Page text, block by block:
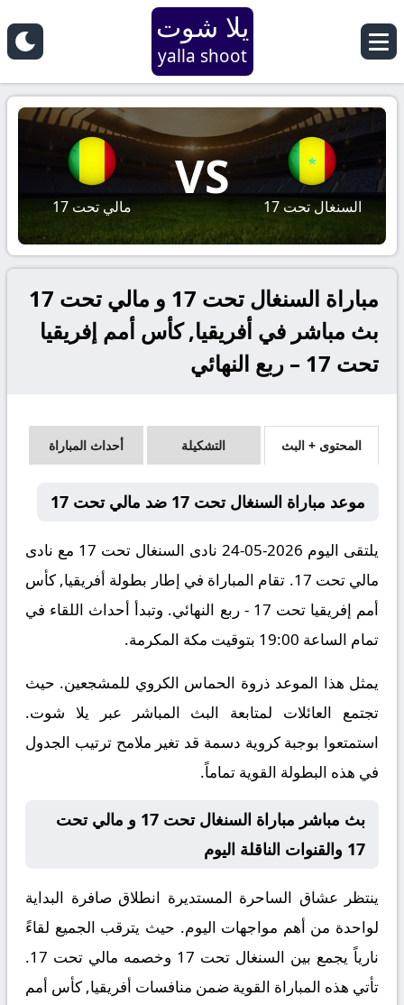
يلا شوت
yalla shoot
السنغال تحت 17
VS
مالي تحت 17
مباراة السنغال تحت 17 و مالي تحت 17
بث مباشر في أفريقيا, كأس أمم إفريقيا
تحت 17 – ربع النهائي
المحتوى + البث التشكيلة أحداث المباراة
موعد مباراة السنغال تحت 17 ضد مالي تحت 17
يلتقى اليوم 2026-05-24 نادى السنغال تحت 17 مع نادى
مالي تحت 17. تقام المباراة في إطار بطولة أفريقيا, كأس
أمم إفريقيا تحت 17 - ربع النهائي. وتبدأ أحداث اللقاء في
تمام الساعة 19:00 بتوقيت مكة المكرمة.
يمثل هذا الموعد ذروة الحماس الكروي للمشجعين. حيث
تجتمع العائلات لمتابعة البث المباشر عبر يلا شوت.
استمتعوا بوجبة كروية دسمة قد تغير ملامح ترتيب الجدول
في هذه البطولة القوية تماماً.
بث مباشر مباراة السنغال تحت 17 و مالي تحت
17 والقنوات الناقلة اليوم
ينتظر عشاق الساحرة المستديرة انطلاق صافرة البداية
لواحدة من أهم مواجهات اليوم. حيث يترقب الجميع لقاءً
نارياً يجمع بين السنغال تحت 17 وخصمه مالي تحت 17
.
تأتي هذه المباراة القوية ضمن منافسات أفريقيا, كأس أمم